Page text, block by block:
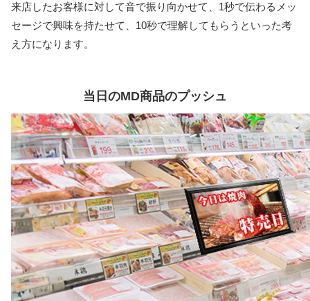
来店したお客様に対して音で振り向かせて、1秒で伝わるメッ
セージで興味を持たせて、10秒で理解してもらうといった考
え方になります。
当日のMD商品のプッシュ